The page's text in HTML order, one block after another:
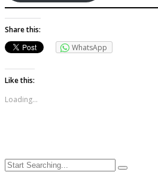
Share this:
WhatsApp
Like this:
Loading...